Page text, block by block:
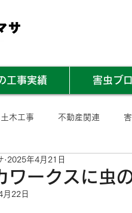
工事実績 害虫ブ
土木工事 不動産関連
ワークスに虫
2025年4月21日
月22日